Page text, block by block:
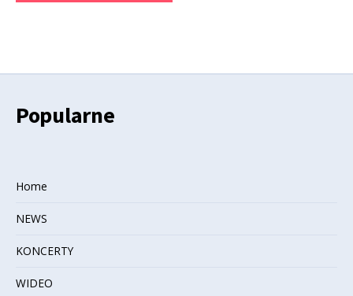
Popularne
Home
NEWS
KONCERTY
WIDEO